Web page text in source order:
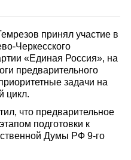
принял участие в
Черкесского
«Единая Россия», на
предварительного
задачи на
цикл.
что предварительное
подготовки к
Думы РФ 9-го